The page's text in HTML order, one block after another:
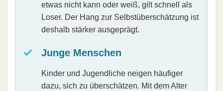
etwas nicht kann oder weiß, gilt schnell als
Loser. Der Hang zur Selbstüberschätzung ist
deshalb stärker ausgeprägt.
Junge Menschen
Kinder und Jugendliche neigen häufiger
dazu, sich zu überschätzen. Mit dem Alter